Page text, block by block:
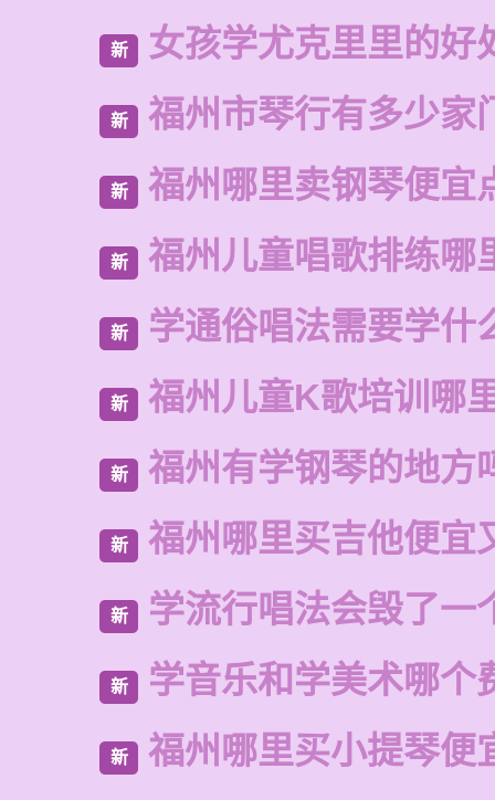
新 女孩学尤克里里的好
新 福州市琴行有多少家
新 福州哪里卖钢琴便宜
新 福州儿童唱歌排练哪
新 学通俗唱法需要学什
新 福州儿童K歌培训哪
新 福州有学钢琴的地方
新 福州哪里买吉他便宜
新 学流行唱法会毁了一
新 学音乐和学美术哪个
新 福州哪里买小提琴便